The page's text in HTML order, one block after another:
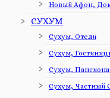
Новый Афон,
СУХУМ
Сухум, Отели
Сухум,
Сухум,
Сухум, Частный